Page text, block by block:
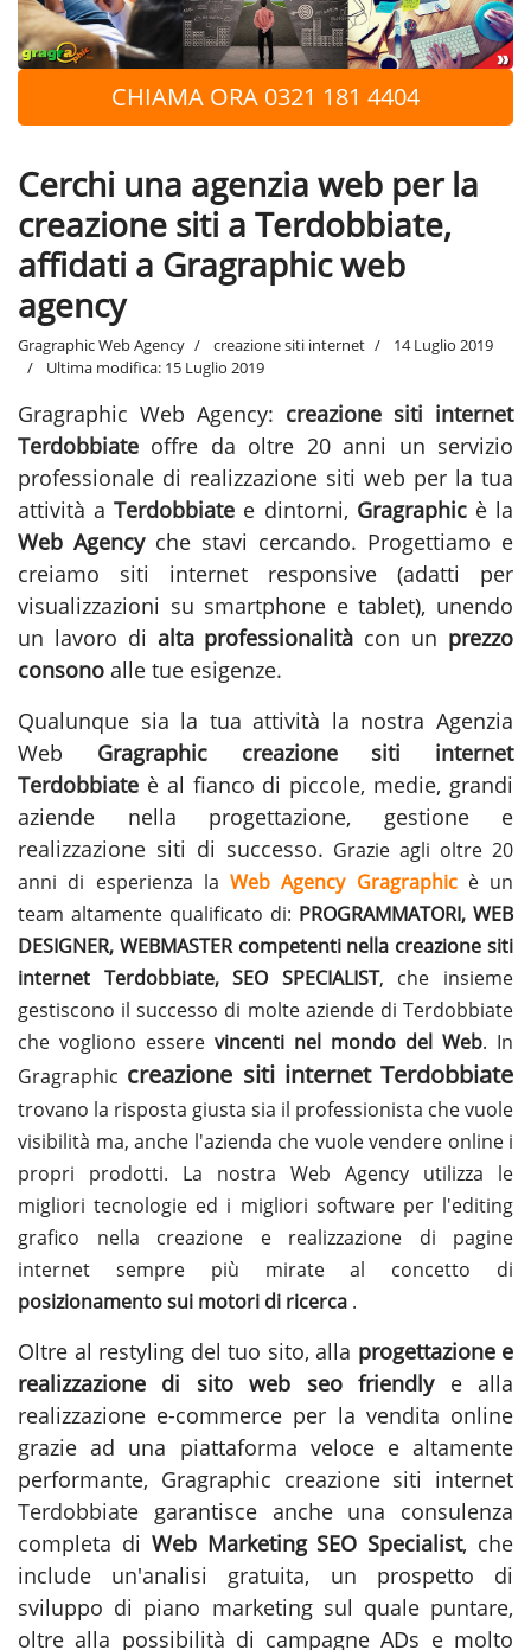
CHIAMA ORA 0321 181 4404
Cerchi una agenzia web per la
creazione siti a Terdobbiate,
affidati a Gragraphic web
agency
Gragraphic Web Agency creazione siti internet
14 Luglio 2019
Ultima modifica: 15 Luglio 2019
Gragraphic Web Agency: creazione siti internet
Terdobbiate offre da oltre 20 anni un servizio
professionale di realizzazione siti web per la tua
attività aTerdobbiate e dintorni, Gragraphic è la
Web Agencyche stavi cercando. Progettiamo e
creiamo siti internet responsive (adatti per
visualizzazioni su smartphone e tablet), unendo
un lavoro di alta professionalità con un prezzo
consono alle tue esigenze.
Qualunque sia la tua attività la nostra Agenzia
Web Gragraphic creazione siti internet
Terdobbiate è al fianco di piccole, medie, grandi
aziende nella progettazione, gestione e
realizzazione siti di successo. Grazie agli oltre 20
anni di esperienza la Web Agency Gragraphicè un
team altamente qualificato di: PROGRAMMATORI, WEB
DESIGNER, WEBMASTER competenti nella creazione siti
internet Terdobbiate, SEO SPECIALIST, che insieme
gestiscono il successo di molte aziende di Terdobbiate
che vogliono essere vincenti nel mondo del Web. In
Gragraphic creazione siti internet Terdobbiate
trovano la risposta giusta sia il professionista che vuole
visibilità ma, anche l'azienda che vuole vendere online i
propri prodotti. La nostra Web Agency utilizza le
migliori tecnologie ed i migliori software per l'editing
grafico nella creazione e realizzazione di pagine
internet sempre più mirate al concetto di
posizionamento sui motori di ricerca .
Oltre al restyling del tuo sito, alla progettazione e
realizzazione di sito web seo friendly e alla
realizzazione e-commerce per la vendita online
grazie ad una piattaforma veloce e altamente
performante, Gragraphic creazione siti internet
Terdobbiate garantisce anche una consulenza
completa di Web Marketing SEO Specialist, che
include un'analisi gratuita, un prospetto di
sviluppo di piano marketing sul quale puntare,
oltre alla possibilità di campagne ADs e molto